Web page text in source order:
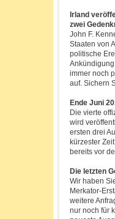
Irland
zwei
John F.
Staaten von
politische
immer noch
auf. Sichern
Ende Juni
Die vierte
wird
ersten drei
kürzester
bereits vor
Die letzten
Wir haben
Merkator-
weitere
nur noch für